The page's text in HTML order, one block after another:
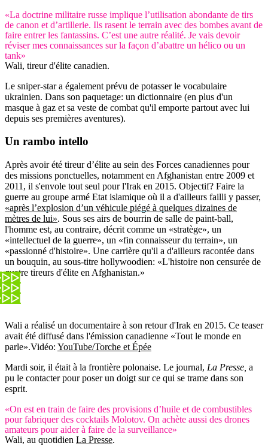
«La doctrine militaire russe implique l’utilisation abondante de tirs
de canon et d’artillerie. Ils rasent le terrain avec des bombes avant de
faire entrer les fantassins. C’est une autre réalité. Je vais devoir
réviser mes connaissances sur la façon d’abattre un hélico ou un
tank»
Wali, tireur d'élite canadien.
Le sniper-star a également prévu de potasser le vocabulaire
ukrainien. Dans son paquetage: un dictionnaire (en plus d'un
masque à gaz et sa veste de combat qu'il emporte partout avec lui
depuis ses premières aventures).
Un rambo intello
Après avoir été tireur d’élite au sein des Forces canadiennes pour
des missions ponctuelles, notamment en Afghanistan entre 2009 et
2011, il s'envole tout seul pour l'Irak en 2015. Objectif? Faire la
guerre au groupe armé Etat islamique où il a d'ailleurs failli y passer,
«après l’explosion d’un véhicule piégé à quelques dizaines de
mètres de lui». Sous ses airs de bourrin de salle de paint-ball,
l'homme est, au contraire, décrit comme un «stratège», un
«intellectuel de la guerre», un «fin connaisseur du terrain», un
«passionné d'histoire». Une carrière qu'il a d'ailleurs racontée dans
un bouquin, au sous-titre hollywoodien: «L'histoire non censurée de
quatre tireurs d'élite en Afghanistan.»
Wali a réalisé un documentaire à son retour d'Irak en 2015. Ce teaser
avait été diffusé dans l'émission canadienne «Tout le monde en
parle».Vidéo: YouTube/Torche et Épée
Mardi soir, il était à la frontière polonaise. Le journal, La Presse, a
pu le contacter pour poser un doigt sur ce qui se trame dans son
esprit.
«On est en train de faire des provisions d’huile et de combustibles
pour fabriquer des cocktails Molotov. On achète aussi des drones
amateurs pour aider à faire de la surveillance»
Wali, au quotidien La Presse.